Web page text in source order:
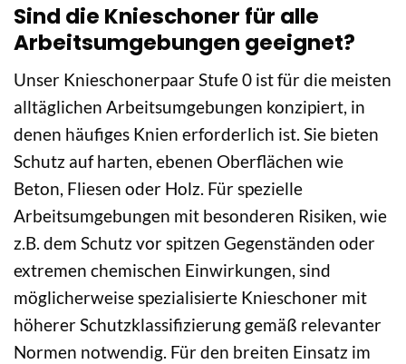
Sind die Knieschoner für alle
Arbeitsumgebungen geeignet?
Unser Knieschonerpaar Stufe 0 ist für die meisten
alltäglichen Arbeitsumgebungen konzipiert, in
denen häufiges Knien erforderlich ist. Sie bieten
Schutz auf harten, ebenen Oberflächen wie
Beton, Fliesen oder Holz. Für spezielle
Arbeitsumgebungen mit besonderen Risiken, wie
z.B. dem Schutz vor spitzen Gegenständen oder
extremen chemischen Einwirkungen, sind
möglicherweise spezialisierte Knieschoner mit
höherer Schutzklassifizierung gemäß relevanter
Normen notwendig. Für den breiten Einsatz im